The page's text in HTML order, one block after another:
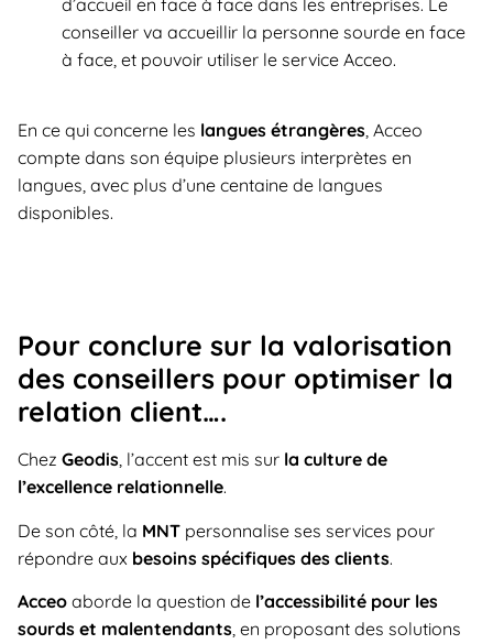
conseiller va accueillir la personne sourde en face
à face, et pouvoir utiliser le service Acceo.
En ce qui concerne les langues étrangères, Acceo
compte dans son équipe plusieurs interprètes en
langues, avec plus d’une centaine de langues
disponibles.
Pour conclure sur la valorisation
des conseillers pour optimiser la
relation client….
Chez Geodis, l’accent est mis sur la culture de
l’excellence relationnelle.
De son côté, la MNT personnalise ses services pour
répondre aux besoins spécifiques des clients.
Acceo aborde la question de l’accessibilité pour les
sourds et malentendants, en proposant des solutions